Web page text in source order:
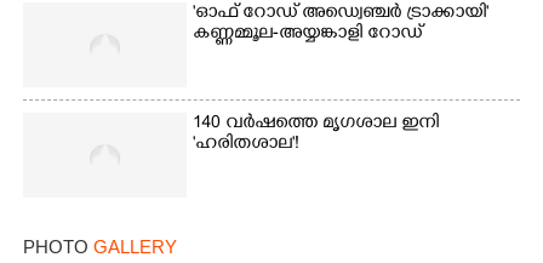
'ഓഫ് റോഡ് അഡ്വെഞ്ചർ ട്രാക്കായി'
കണ്ണമ്മൂല-അയ്യങ്കാളി റോഡ്
140 വർഷത്തെ മൃഗശാല ഇനി
'ഹരിതശാല'!
PHOTO GALLERY